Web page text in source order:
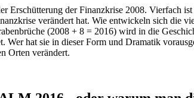
Erschütterung der Finanzkrise 2008. Vierfach
verändert hat. Wie entwickeln sich die
(2008 + 8 = 2016) wird in die
Wer hat sie in dieser Form und Dramatik
Orten verändert.